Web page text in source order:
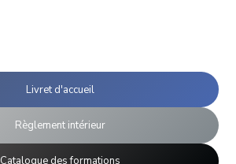
Livret d'accueil
Règlement intérieur
Catalogue des formations